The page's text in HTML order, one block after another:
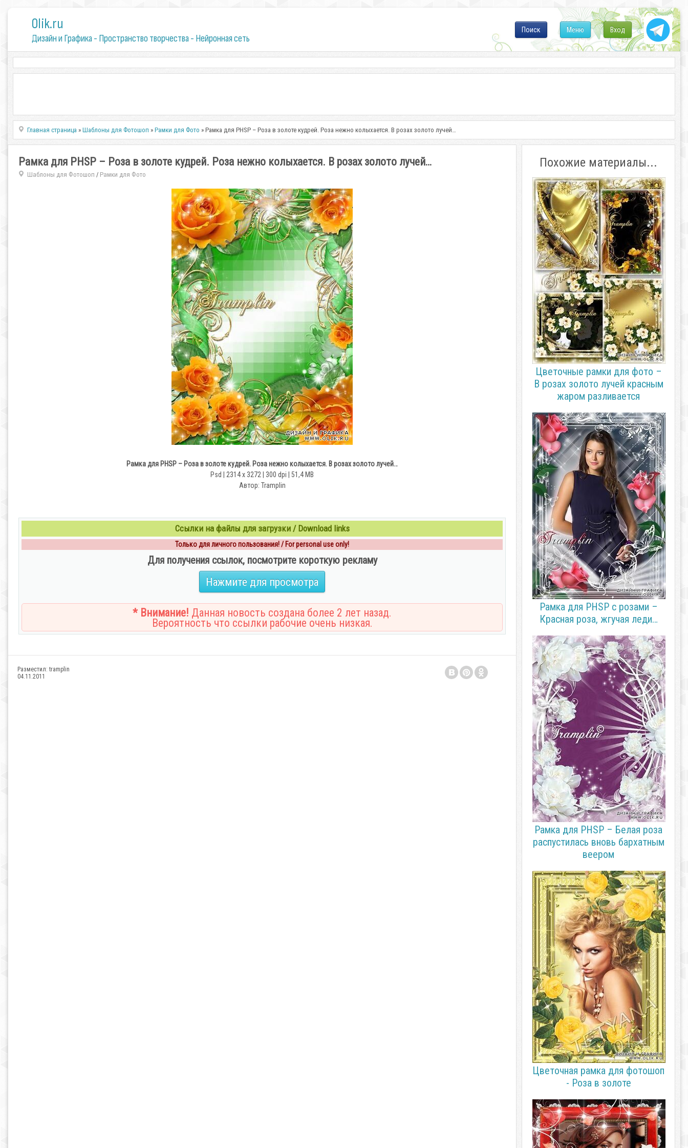
0lik.ru
Дизайн и Графика - Пространство творчества - Нейронная сеть
Вход
Меню
Поиск
Главная страница »Шаблоны для Фотошоп »Рамки для Фото » Рамка для PHSP – Роза в золоте кудрей. Роза нежно колыхается. В розах золото лучей…
Рамка для PHSP – Роза в золоте кудрей. Роза нежно колыхается. В розах золото лучей…
Шаблоны для Фотошоп / Рамки для Фото
Рамка для PHSP – Роза в золоте кудрей. Роза нежно колыхается. В розах золото лучей…
Psd | 2314 x 3272 | 300 dpi | 51,4 MB
Автор: Tramplin
Ссылки на файлы для загрузки / Download links
Только для личного пользования! / For personal use only!
Для получения ссылок, посмотрите короткую рекламу
Нажмите для просмотра
* Внимание! Данная новость создана более 2 лет назад.
Вероятность что ссылки рабочие очень низкая.
Разместил: tramplin
04.11.2011
Похожие материалы...
Цветочные рамки для фото –
В розах золото лучей красным
жаром разливается
Рамка для PHSP с розами –
Красная роза, жгучая леди…
Рамка для PHSP – Белая роза
распустилась вновь бархатным
веером
Цветочная рамка для фотошоп
- Роза в золоте